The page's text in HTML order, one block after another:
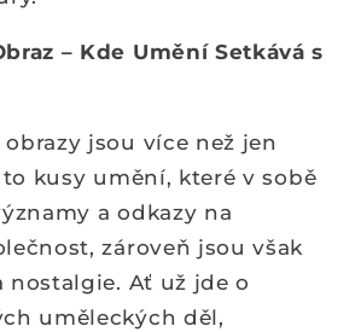
– Kde Umění Setkává s
jsou více než jen
kusy umění, které v sobě
a odkazy na
zároveň jsou však
Ať už jde o
uměleckých děl,